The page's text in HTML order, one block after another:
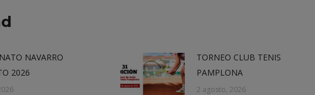
NAVARRO
2026
TORNEO CLUB TENIS
PAMPLONA
2 agosto, 2026